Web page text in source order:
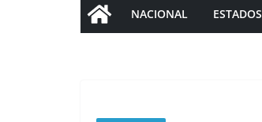
NACIONAL ESTADOS